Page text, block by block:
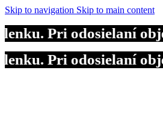
Skip to navigation Skip to main content
odosielaní
odosielaní
odosielaní